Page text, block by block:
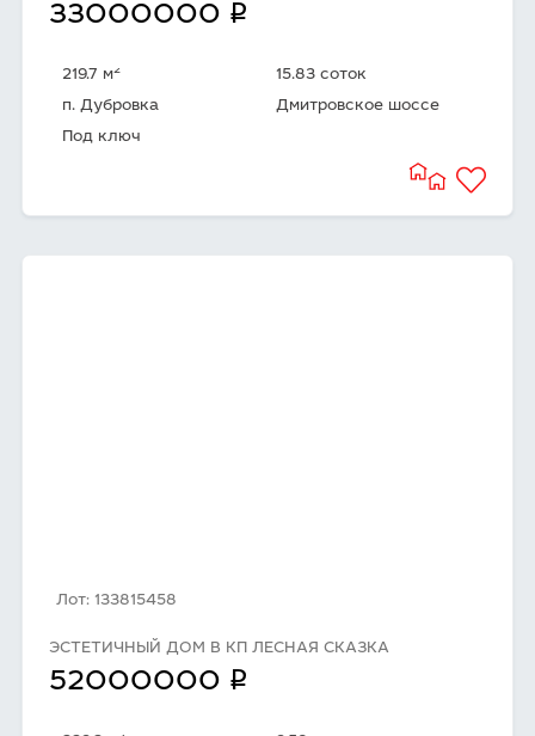
33000000 q
219.7 м2
15.83 соток
п. Дубровка
Дмитровское шоссе
Под ключ
Лот: 133815458
ЭСТЕТИЧНЫЙ ДОМ В КП ЛЕСНАЯ СКАЗКА
52000000 q